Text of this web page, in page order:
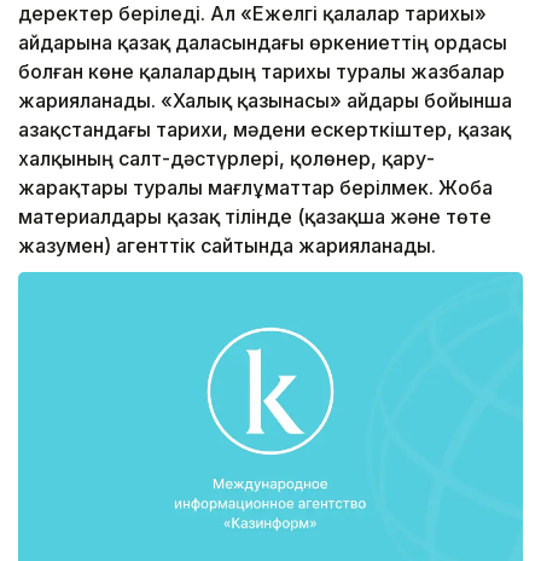
деректер беріледі. Ал «Ежелгі қалалар тарихы»
айдарына қазақ даласындағы өркениеттің ордасы
болған көне қалалардың тарихы туралы жазбалар
жарияланады. «Халық қазынасы» айдары бойынша
Қазақстандағы тарихи, мәдени ескерткіштер, қазақ
халқының салт-дәстүрлері, қолөнер, қару-
жарақтары туралы мағлұматтар берілмек. Жоба
материалдары қазақ тілінде (қазақша және төте
жазумен) агенттік сайтында жарияланады.